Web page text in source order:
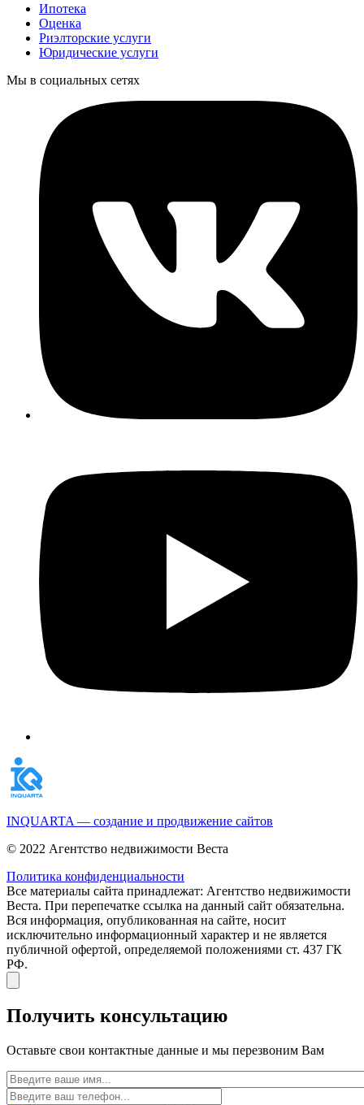
Ипотека
Оценка
Риэлторские услуги
Юридические услуги
Мы в социальных сетях
INQUARTA — создание и продвижение сайтов
© 2022 Агентство недвижимости Веста
Политика конфиденциальности
Все материалы сайта принадлежат: Агентство недвижимости
Веста. При перепечатке ссылка на данный сайт обязательна.
Вся информация, опубликованная на сайте, носит
исключительно информационный характер и не является
публичной офертой, определяемой положениями ст. 437 ГК
РФ.
Получить консультацию
Оставьте свои контактные данные и мы перезвоним Вам